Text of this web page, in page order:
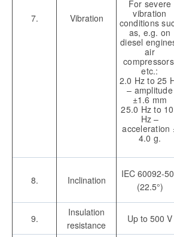
7. Vibration
For severe
vibration
conditions
as, e.g. on
diesel
air
etc.:
2.0 Hz to 25
– amplitude
±1.6 mm
25.0 Hz to
Hz –
acceleration
4.0 g.
8. Inclination
IEC 60092-
(22.5°)
9.
Insulation
resistance
Up to 500 V